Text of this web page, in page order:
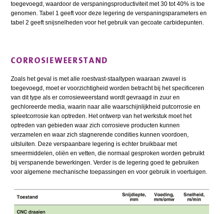
toegevoegd, waardoor de verspaningsproductiviteit met 30 tot 40% is toe
genomen. Tabel 1 geeft voor deze legering de verspaningsparameters en
tabel 2 geeft snijsnelheden voor het gebruik van gecoate carbidepunten.
CORROSIEWEERSTAND
Zoals het geval is met alle roestvast-staaltypen waaraan zwavel is
toegevoegd, moet er voorzichtigheid worden betracht bij het specificeren
van dit type als er corrosieweerstand wordt gevraagd in zuur en
gechloreerde media, waarin naar alle waarschijnlijkheid putcorrosie en
spleetcorrosie kan optreden. Het ontwerp van het werkstuk moet het
optreden van gebieden waar zich corrosieve producten kunnen
verzamelen en waar zich stagnerende condities kunnen voordoen,
uitsluiten. Deze verspaanbare legering is echter bruikbaar met
smeermiddelen, oliën en vetten, die normaal gesproken worden gebruikt
bij verspanende bewerkingen. Verder is de legering goed te gebruiken
voor algemene mechanische toepassingen en voor gebruik in voertuigen.